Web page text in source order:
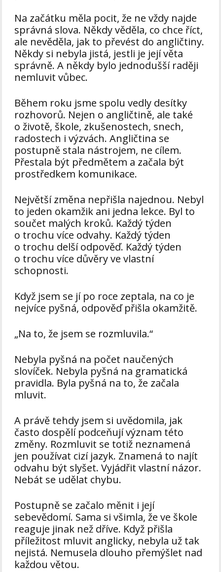
Na začátku měla pocit, že ne vždy najde
správná slova. Někdy věděla, co chce říct,
ale nevěděla, jak to převést do angličtiny.
Někdy si nebyla jistá, jestli je její věta
správně. A někdy bylo jednodušší raději
nemluvit vůbec.
Během roku jsme spolu vedly desítky
rozhovorů. Nejen o angličtině, ale také
o životě, škole, zkušenostech, snech,
radostech i výzvách. Angličtina se
postupně stala nástrojem, ne cílem.
Přestala být předmětem a začala být
prostředkem komunikace.
Největší změna nepřišla najednou. Nebyl
to jeden okamžik ani jedna lekce. Byl to
součet malých kroků. Každý týden
o trochu více odvahy. Každý týden
o trochu delší odpověď. Každý týden
o trochu více důvěry ve vlastní
schopnosti.
Když jsem se jí po roce zeptala, na co je
nejvíce pyšná, odpověď přišla okamžitě.
„Na to, že jsem se rozmluvila.“
Nebyla pyšná na počet naučených
slovíček. Nebyla pyšná na gramatická
pravidla. Byla pyšná na to, že začala
mluvit.
A právě tehdy jsem si uvědomila, jak
často dospělí podceňují význam této
změny. Rozmluvit se totiž neznamená
jen používat cizí jazyk. Znamená to najít
odvahu být slyšet. Vyjádřit vlastní názor.
Nebát se udělat chybu.
Postupně se začalo měnit i její
sebevědomí. Sama si všimla, že ve škole
reaguje jinak než dříve. Když přišla
příležitost mluvit anglicky, nebyla už tak
nejistá. Nemusela dlouho přemýšlet nad
každou větou.